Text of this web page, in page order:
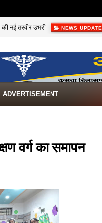
नई तस्वीर उभरी NEWS UPDATE
ADVERTISEMENT
वर्ग का समापन